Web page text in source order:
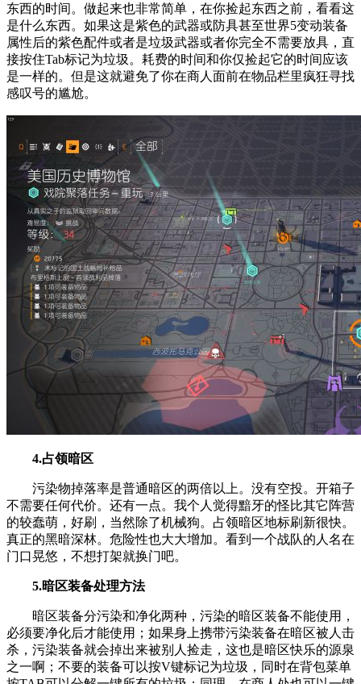
东西的时间。做起来也非常简单，在你捡起东西之前，看看这
是什么东西。如果这是紫色的武器或防具甚至世界5变动装备
属性后的紫色配件或者是垃圾武器或者你完全不需要放具，直
接按住Tab标记为垃圾。耗费的时间和你仅捡起它的时间应该
是一样的。但是这就避免了你在商人面前在物品栏里疯狂寻找
感叹号的尴尬。
4.占领暗区
污染物掉落率是普通暗区的两倍以上。没有空投。开箱子
不需要任何代价。还有一点。我个人觉得黯牙的怪比其它阵营
的较蠢萌，好刷，当然除了机械狗。占领暗区地标刷新很快。
真正的黑暗深林。危险性也大大增加。看到一个战队的人名在
门口晃悠，不想打架就换门吧。
5.暗区装备处理方法
暗区装备分污染和净化两种，污染的暗区装备不能使用，
必须要净化后才能使用；如果身上携带污染装备在暗区被人击
杀，污染装备就会掉出来被别人捡走，这也是暗区快乐的源泉
之一啊；不要的装备可以按V键标记为垃圾，同时在背包菜单